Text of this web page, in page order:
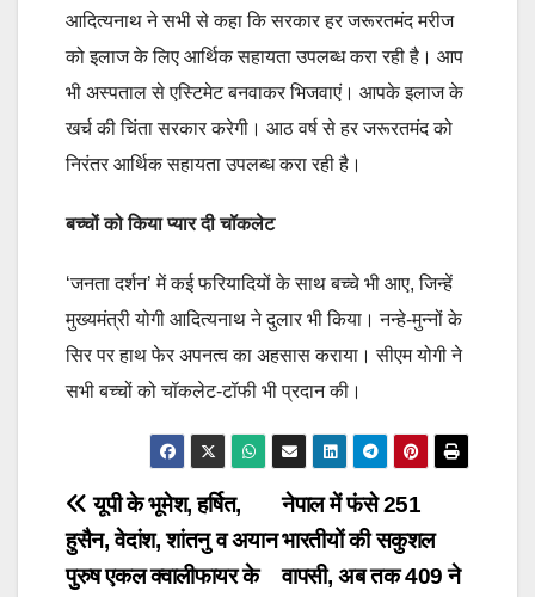
आदित्यनाथ ने सभी से कहा कि सरकार हर जरूरतमंद मरीज
को इलाज के लिए आर्थिक सहायता उपलब्ध करा रही है। आप
भी अस्पताल से एस्टिमेट बनवाकर भिजवाएं। आपके इलाज के
खर्च की चिंता सरकार करेगी। आठ वर्ष से हर जरूरतमंद को
निरंतर आर्थिक सहायता उपलब्ध करा रही है।
बच्चों को किया प्यार दी चॉकलेट
‘जनता दर्शन’ में कई फरियादियों के साथ बच्चे भी आए, जिन्हें
मुख्यमंत्री योगी आदित्यनाथ ने दुलार भी किया। नन्हे-मुन्नों के
सिर पर हाथ फेर अपनत्व का अहसास कराया। सीएम योगी ने
सभी बच्चों को चॉकलेट-टॉफी भी प्रदान की।
Post
navigation
नेपाल में फंसे 251
भारतीयों की सकुशल
वापसी, अब तक 409 ने
यूपी के भूमेश, हर्षित,
हुसैन, वेदांश, शांतनु व अयान
पुरुष एकल क्वालीफायर के